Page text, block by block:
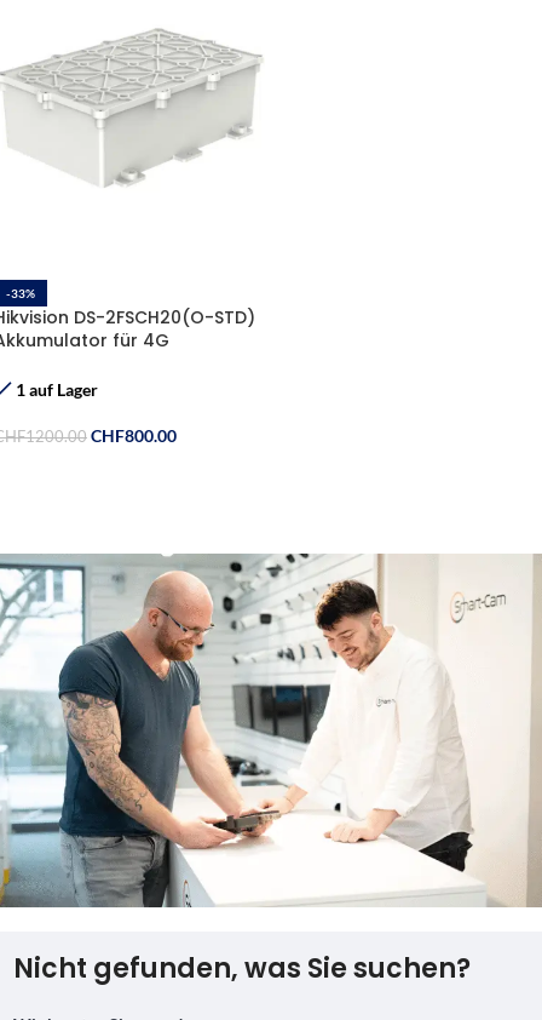
-33%
DS-2FSCH20(O-STD)
für 4G
2XS6A87G1-L/C32S80
1 auf Lager
1200.00 CHF800.00
Nicht gefunden, was Sie suchen?